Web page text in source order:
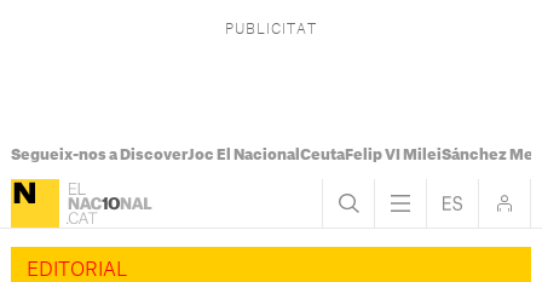
Segueix-nos a DiscoverJoc El Nacional CeutaFelip VI MileiSánchez
EDITORIAL